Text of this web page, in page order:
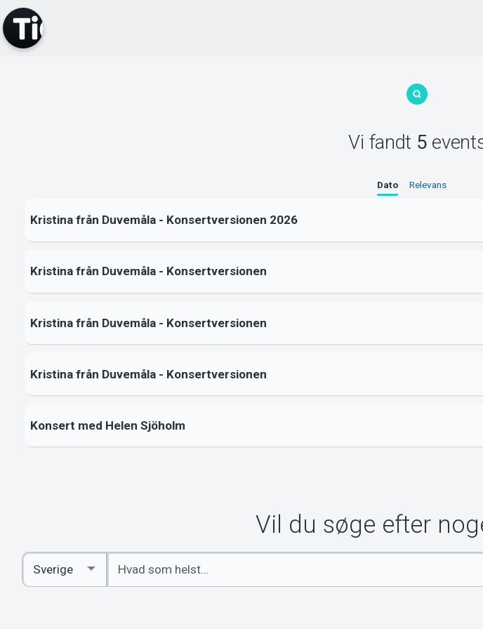
Vi fandt 5
Dato Relevans
Kristina från Duvemåla - Konsertversionen 2026
Kristina från Duvemåla - Konsertversionen
Kristina från Duvemåla - Konsertversionen
Kristina från Duvemåla - Konsertversionen
Konsert med Helen Sjöholm
Vil du søge efter
Indtast
søgeord
Select
Country